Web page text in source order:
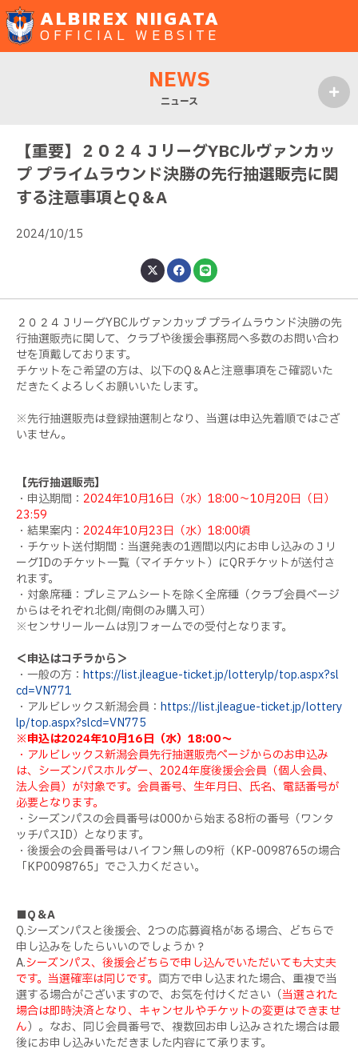
ALBIREX NIIGATA
OFFICIAL WEBSITE
NEWS
ニュース
【重要】２０２４ＪリーグYBCルヴァンカッ
プ プライムラウンド決勝の先行抽選販売に関
する注意事項とQ＆A
2024/10/15
２０２４ＪリーグYBCルヴァンカップ プライムラウンド決勝の先
行抽選販売に関して、クラブや後援会事務局へ多数のお問い合わ
せを頂戴しております。
チケットをご希望の方は、以下のQ＆Aと注意事項をご確認いた
だきたくよろしくお願いいたします。
※先行抽選販売は登録抽選制となり、当選は申込先着順ではござ
いません。
【先行抽選販売】
・申込期間： 2024年10月16日（水）18:00～10月20日（日）
23:59
・結果案内： 2024年10月23日（水）18:00頃
・チケット送付期間：当選発表の1週間以内にお申し込みのＪリ
ーグIDのチケット一覧（マイチケット）にQRチケットが送付さ
れます。
・対象席種：プレミアムシートを除く全席種（クラブ会員ページ
からはそれぞれ北側/南側のみ購入可）
※センサリールームは別フォームでの受付となります。
＜申込はコチラから＞
・一般の方： https://list.jleague-ticket.jp/lotterylp/top.aspx?sl
cd=VN771
・アルビレックス新潟会員： https://list.jleague-ticket.jp/lottery
lp/top.aspx?slcd=VN775
※申込は2024年10月16日（水）18:00～
・アルビレックス新潟会員先行抽選販売ページからのお申込み
は、シーズンパスホルダー、2024年度後援会会員（個人会員、
法人会員）が対象です。会員番号、生年月日、氏名、電話番号が
必要となります。
・シーズンパスの会員番号は000から始まる8桁の番号（ワンタ
ッチパスID）となります。
・後援会の会員番号はハイフン無しの9桁（KP-0098765の場合
「KP0098765」でご入力ください。
■Q＆A
Q.シーズンパスと後援会、2つの応募資格がある場合、どちらで
申し込みをしたらいいのでしょうか？
A.シーズンパス、後援会どちらで申し込んでいただいても大丈夫
です。当選確率は同じです。 両方で申し込まれた場合、重複で当
選する場合がございますので、お気を付けください（当選された
場合は即時決済となり、キャンセルやチケットの変更はできませ
ん）。なお、同じ会員番号で、複数回お申し込みされた場合は最
後にお申し込みいただきました内容にて承ります。